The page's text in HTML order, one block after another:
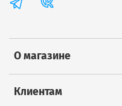
О магазине
Клиентам